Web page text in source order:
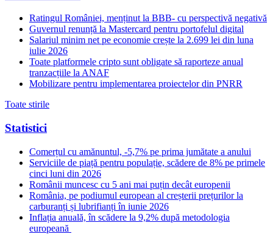
Ratingul României, menținut la BBB- cu perspectivă negativă
Guvernul renunță la Mastercard pentru portofelul digital
Salariul minim net pe economie crește la 2.699 lei din luna
iulie 2026
Toate platformele cripto sunt obligate să raporteze anual
tranzacțiile la ANAF
Mobilizare pentru implementarea proiectelor din PNRR
Toate stirile
Statistici
Comerțul cu amănuntul, -5,7% pe prima jumătate a anului
Serviciile de piață pentru populație, scădere de 8% pe primele
cinci luni din 2026
Românii muncesc cu 5 ani mai puțin decât europenii
România, pe podiumul european al creșterii prețurilor la
carburanți și lubrifianți în iunie 2026
Inflația anuală, în scădere la 9,2% după metodologia
europeană